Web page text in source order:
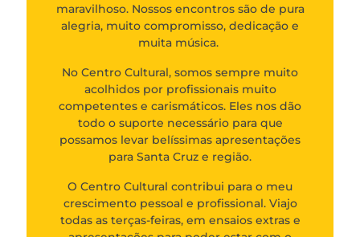
maravilhoso. Nossos encontros são de pura
alegria, muito compromisso, dedicação e
muita música.
No Centro Cultural, somos sempre muito
acolhidos por profissionais muito
competentes e carismáticos. Eles nos dão
todo o suporte necessário para que
possamos levar belíssimas apresentações
para Santa Cruz e região.
O Centro Cultural contribui para o meu
crescimento pessoal e profissional. Viajo
todas as terças-feiras, em ensaios extras e